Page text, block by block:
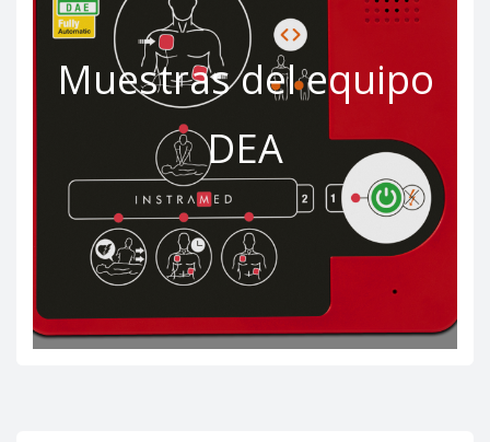
Muestras del equipo
DEA